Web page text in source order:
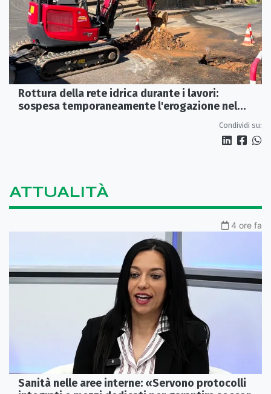
Rottura della rete idrica durante i lavori:
sospesa temporaneamente l'erogazione nel
Condividi su:
ATTUALITÀ
4 ore fa
Sanità nelle aree interne: «Servono protocolli